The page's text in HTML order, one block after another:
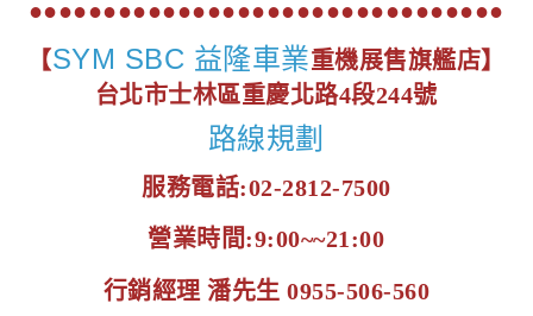
●●●●●●●●●●●●●●●●●●●●●●●●●●●●●●●●
【SYM SBC 益隆車業重機展售旗艦店】
台北市士林區重慶北路4段244號
路線規劃
服務電話:02-2812-7500
營業時間:9:00~~21:00
行銷經理 潘先生 0955-506-560